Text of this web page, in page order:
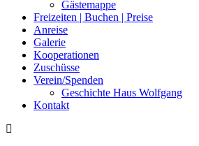
Gästemappe
Freizeiten | Buchen | Preise
Anreise
Galerie
Kooperationen
Zuschüsse
Verein/Spenden
Geschichte Haus Wolfgang
Kontakt